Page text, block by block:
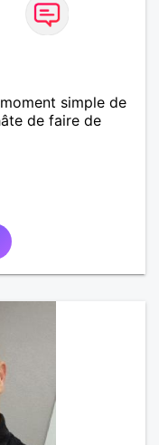
simple de
de faire de